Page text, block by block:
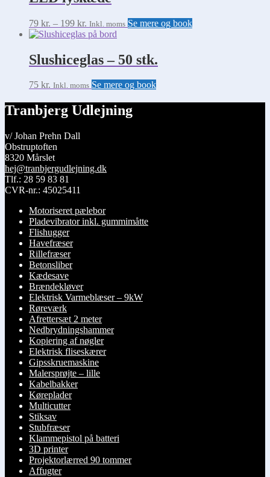
79 kr. – 199 kr. Prisinterval:
79 kr.
199 kr.
Inkl. moms Se mere og bookDette
Slushiceglas – 50 stk.
75 kr. Inkl. moms Se mere og book
Tranbjerg Udlejning
v/ Johan Prehn Dall
Obstruptoften
8320 Mårslet
hej@tranbjergudlejning.dk
Tlf.: 28 59 83 81
CVR-nr.: 45025411
Motoriseret pælebor
Pladevibrator inkl. gummimåtte
Flishugger
Havefræser
Rillefræser
Betonsliber
Kædesave
Brændekløver
Elektrisk Varmeblæser – 9kW
Røreværk
Afrettersæt 2 meter
Nedbrydningshammer
Kopiering af nøgler
Elektrisk fliseskærer
Gipsskruemaskine
Malersprøjte – lille
Kabelbakker
Køreplader
Multicutter
Stiksav
Stubfræser
Klammepistol på batteri
3D printer
Projektorlærred 90 tommer
Affugter